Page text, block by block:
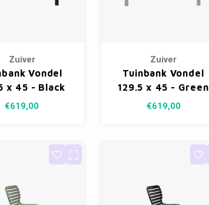
Zuiver
Vondel
x 45 - Black
€619,00
Zuiver
Tuinbank Vondel
129.5 x 45 - Green
€619,00